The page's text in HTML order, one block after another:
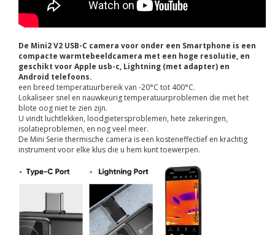
De Mini2 V2 USB-C camera voor onder een Smartphone is een
compacte warmtebeeldcamera met een hoge resolutie, en
geschikt voor Apple usb-c, Lightning (met adapter) en
Android telefoons.
een breed temperatuurbereik van -20°C tot 400°C.
Lokaliseer snel en nauwkeurig temperatuurproblemen die met het
blote oog niet te zien zijn.
U vindt luchtlekken, loodgietersproblemen, hete zekeringen,
isolatieproblemen, en nog veel meer.
De Mini Serie thermische camera is een kosteneffectief en krachtig
instrument voor elke klus die u hem kunt toewerpen.